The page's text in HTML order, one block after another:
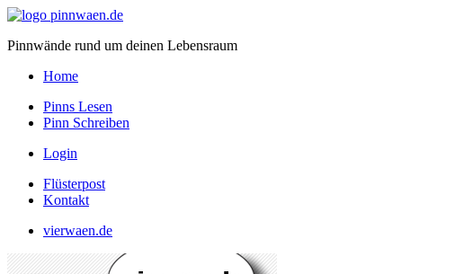
Pinnwände rund um deinen Lebensraum
Home
Pinns Lesen
Pinn Schreiben
Login
Flüsterpost
Kontakt
vierwaen.de